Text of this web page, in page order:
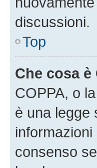
discussioni.
Top
Che cosa è
COPPA, o
è una legge
consenso